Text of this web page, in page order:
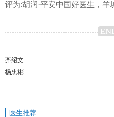
评为:胡润·平安中国好医生，羊
齐绍文
杨忠彬
医生推荐